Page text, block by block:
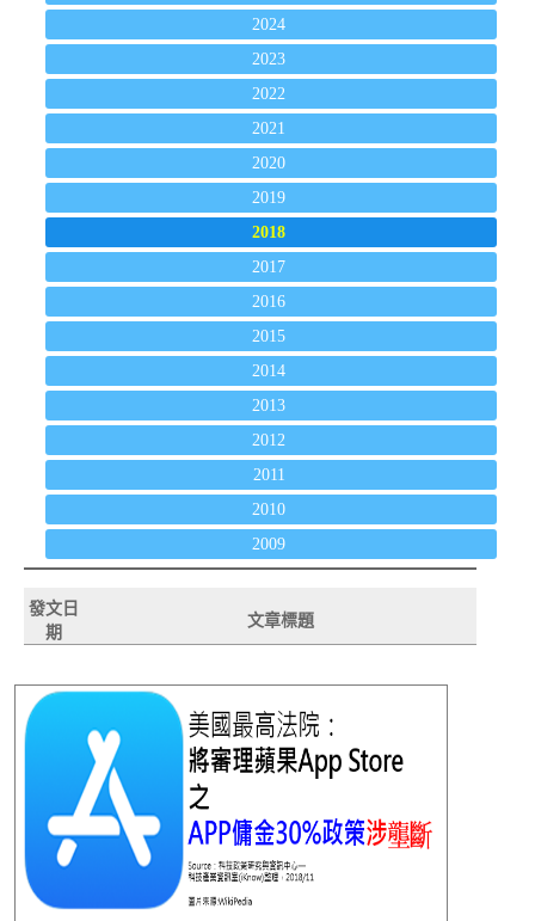
2024
2023
2022
2021
2020
2019
2018
2017
2016
2015
2014
2013
2012
2011
2010
2009
發文日
期
文章標題